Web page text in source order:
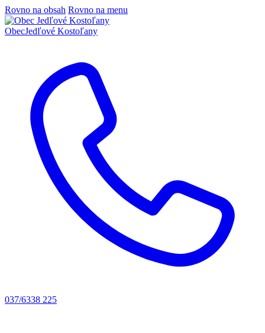
Rovno na obsah Rovno na menu
ObecJedľové Kostoľany
037/6338 225